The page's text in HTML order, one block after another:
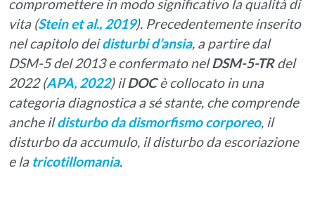
compromettere in modo significativo la qualità di
vita (Stein et al., 2019). Precedentemente inserito
nel capitolo deidisturbi d’ansia, a partire dal
DSM-5 del 2013 e confermato nelDSM-5-TRdel
2022 (APA, 2022) ilDOCè collocato in una
categoria diagnostica a sé stante, che comprende
anche ildisturbo da dismorfismo corporeo, il
disturbo da accumulo, il disturbo da escoriazione
e la tricotillomania.